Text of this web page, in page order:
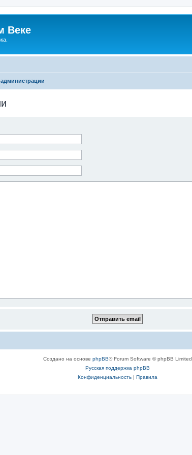
Веке
Создано на основе phpBB® Forum Software © phpBB Limited
Русская поддержка phpBB
Конфиденциальность| Правила